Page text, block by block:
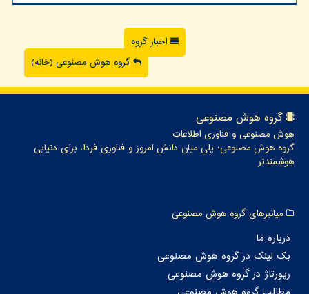
اخبار گروه
گروه هوش مصنوعی (خانه)
گروه هوش مصنوعی
هوش مصنوعی و فناوری اطلاعات
گروه هوش مصنوعی؛ پلی میان دانش امروز و فناوری فردا، برای دنیایی
هوشمندتر
میانبرهای گروه هوش مصنوعی
درباره ما
بک لینک در گروه هوش مصنوعی
رپورتاژ در گروه هوش مصنوعی